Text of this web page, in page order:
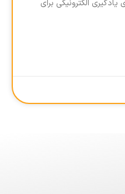
یادگیری الکترونیکی برای